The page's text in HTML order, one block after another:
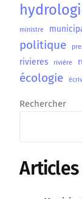
ministre
politique
rivieres rivière
écologie
Rechercher